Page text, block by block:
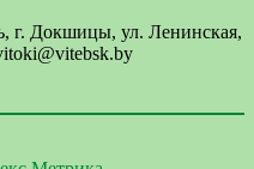
г. Докшицы, ул. Ленинская,